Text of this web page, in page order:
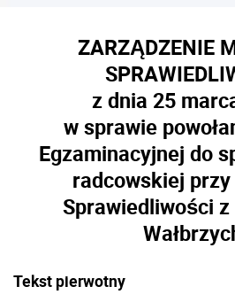
ZARZĄDZENIE
z dnia 25
w sprawie
Egzaminacyjnej do
radcowskiej
Sprawiedliwości
Tekst pierwotny